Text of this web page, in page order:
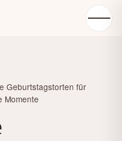
Geburtstagstorten für
Momente